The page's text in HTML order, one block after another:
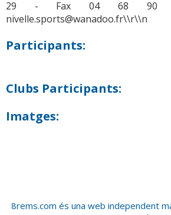
29 - Fax 04 68 90 77
nivelle.sports@wanadoo.fr\\r\\n
Participants:
Clubs Participants:
Imatges:
8rems.com és una web independent